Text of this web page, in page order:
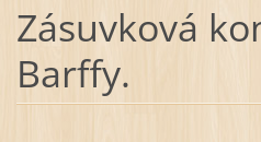
Zásuvková
Barffy.